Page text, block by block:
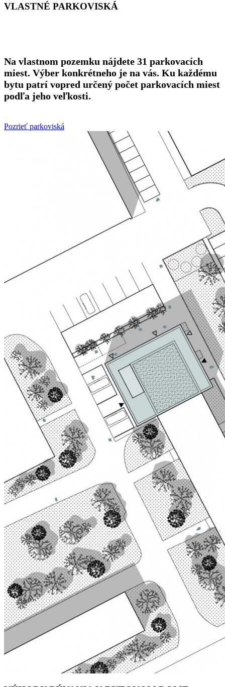
VLASTNÉ PARKOVISKÁ
Na vlastnom pozemku nájdete 31 parkovacích
miest. Výber konkrétneho je na vás. Ku každému
bytu patrí vopred určený počet parkovacích miest
podľa jeho veľkosti.
Pozrieť parkoviská